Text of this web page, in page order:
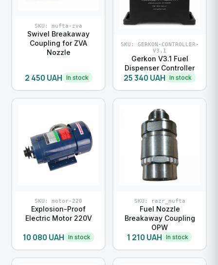
SKU: mufta-zva
Swivel Breakaway
Coupling for ZVA
Nozzle
2 450 UAH In stock
SKU: GERKON-CONTROLLER-
V3.1
Gerkon V3.1 Fuel
Dispenser Controller
25 340 UAH In stock
SKU: motor-220
Explosion-Proof
Electric Motor 220V
10 080 UAH In stock
SKU: razr_mufta
Fuel Nozzle
Breakaway Coupling
OPW
1 210 UAH In stock